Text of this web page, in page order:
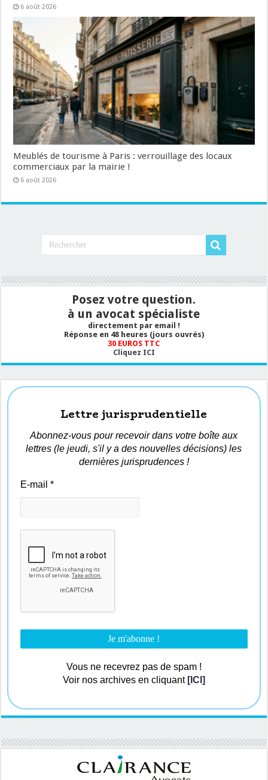
6 août 2026
Meublés de tourisme à Paris : verrouillage des locaux
commerciaux par la mairie !
6 août 2026
Posez votre question.
à un avocat spécialiste
directement par email !
Réponse en 48 heures (jours ouvrés)
30 EUROS TTC
Cliquez ICI
Lettre jurisprudentielle
Abonnez-vous pour recevoir dans votre boîte aux
lettres (le jeudi, s'il y a des nouvelles décisions) les
dernières jurisprudences !
E-mail*
Vous ne recevrez pas de spam !
Voir nos archives en cliquant [ICI]